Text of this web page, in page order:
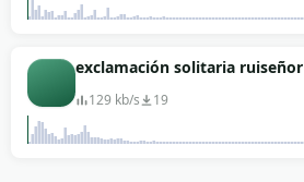
exclamación solitaria ruiseñor
129 kb/s 19